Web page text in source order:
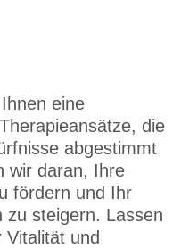
eine
die
abgestimmt
wir daran, Ihre
fördern und Ihr
zu steigern. Lassen
und